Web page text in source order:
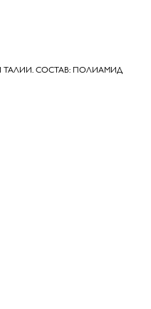
ТАЛИИ. СОСТАВ: ПОЛИАМИД